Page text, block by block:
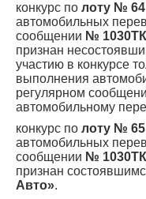
конкурс по лоту № 64
автомобильных
сообщении №
признан
участию в конкурсе
выполнения
регулярном
автомобильному
конкурс по лоту № 65
автомобильных
сообщении №
признан
Авто».